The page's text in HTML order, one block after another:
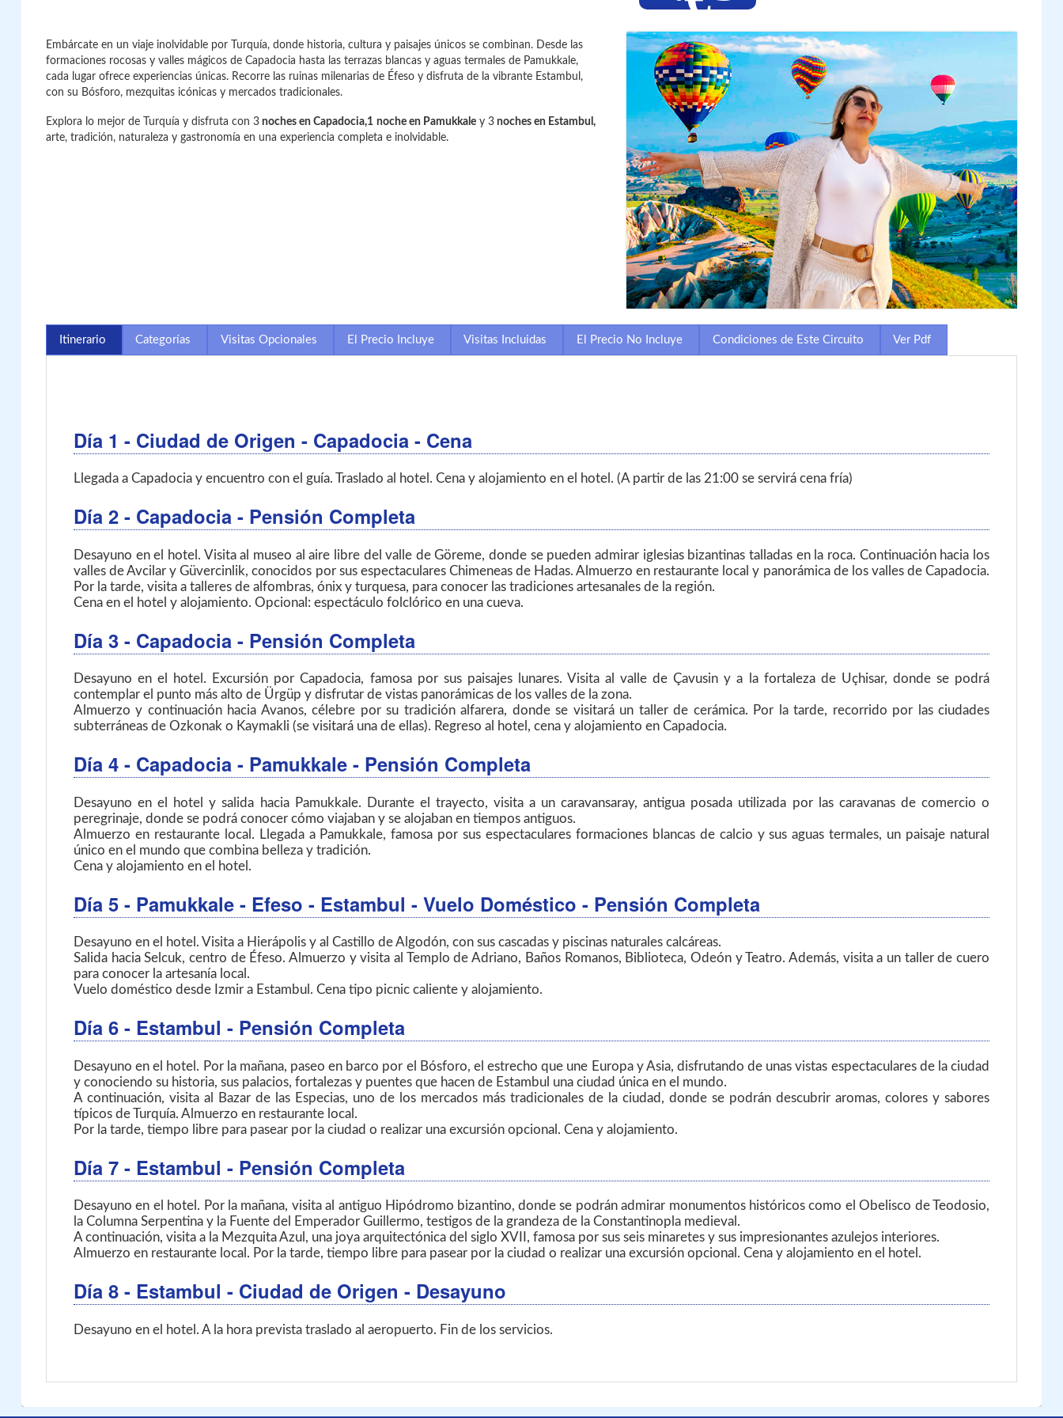
Embárcate en un viaje inolvidable por Turquía, donde historia, cultura y paisajes únicos se combinan. Desde las
formaciones rocosas y valles mágicos de Capadocia hasta las terrazas blancas y aguas termales de Pamukkale,
cada lugar ofrece experiencias únicas. Recorre las ruinas milenarias de Éfeso y disfruta de la vibrante Estambul,
con su Bósforo, mezquitas icónicas y mercados tradicionales.
Explora lo mejor de Turquía y disfruta con 3 noches en Capadocia,1 noche en Pamukkale y 3 noches en Estambul,
arte, tradición, naturaleza y gastronomía en una experiencia completa e inolvidable.
Itinerario Categorías Visitas Opcionales El Precio Incluye Visitas Incluidas El Precio No Incluye Condiciones de Este Circuito Ver Pdf
Día 1 - Ciudad de Origen - Capadocia - Cena
Llegada a Capadocia y encuentro con el guía. Traslado al hotel. Cena y alojamiento en el hotel. (A partir de las 21:00 se servirá cena fría)
Día 2 - Capadocia - Pensión Completa
Desayuno en el hotel. Visita al museo al aire libre del valle de Göreme, donde se pueden admirar iglesias bizantinas talladas en la roca. Continuación hacia los
valles de Avcilar y Güvercinlik, conocidos por sus espectaculares Chimeneas de Hadas. Almuerzo en restaurante local y panorámica de los valles de Capadocia.
Por la tarde, visita a talleres de alfombras, ónix y turquesa, para conocer las tradiciones artesanales de la región.
Cena en el hotel y alojamiento. Opcional: espectáculo folclórico en una cueva.
Día 3 - Capadocia - Pensión Completa
Desayuno en el hotel. Excursión por Capadocia, famosa por sus paisajes lunares. Visita al valle de Çavusin y a la fortaleza de Uçhisar, donde se podrá
contemplar el punto más alto de Ürgüp y disfrutar de vistas panorámicas de los valles de la zona.
Almuerzo y continuación hacia Avanos, célebre por su tradición alfarera, donde se visitará un taller de cerámica. Por la tarde, recorrido por las ciudades
subterráneas de Ozkonak o Kaymakli (se visitará una de ellas). Regreso al hotel, cena y alojamiento en Capadocia.
Día 4 - Capadocia - Pamukkale - Pensión Completa
Desayuno en el hotel y salida hacia Pamukkale. Durante el trayecto, visita a un caravansaray, antigua posada utilizada por las caravanas de comercio o
peregrinaje, donde se podrá conocer cómo viajaban y se alojaban en tiempos antiguos.
Almuerzo en restaurante local. Llegada a Pamukkale, famosa por sus espectaculares formaciones blancas de calcio y sus aguas termales, un paisaje natural
único en el mundo que combina belleza y tradición.
Cena y alojamiento en el hotel.
Día 5 - Pamukkale - Efeso - Estambul - Vuelo Doméstico - Pensión Completa
Desayuno en el hotel. Visita a Hierápolis y al Castillo de Algodón, con sus cascadas y piscinas naturales calcáreas.
Salida hacia Selcuk, centro de Éfeso. Almuerzo y visita al Templo de Adriano, Baños Romanos, Biblioteca, Odeón y Teatro. Además, visita a un taller de cuero
para conocer la artesanía local.
Vuelo doméstico desde Izmir a Estambul. Cena tipo picnic caliente y alojamiento.
Día 6 - Estambul - Pensión Completa
Desayuno en el hotel. Por la mañana, paseo en barco por el Bósforo, el estrecho que une Europa y Asia, disfrutando de unas vistas espectaculares de la ciudad
y conociendo su historia, sus palacios, fortalezas y puentes que hacen de Estambul una ciudad única en el mundo.
A continuación, visita al Bazar de las Especias, uno de los mercados más tradicionales de la ciudad, donde se podrán descubrir aromas, colores y sabores
típicos de Turquía. Almuerzo en restaurante local.
Por la tarde, tiempo libre para pasear por la ciudad o realizar una excursión opcional. Cena y alojamiento.
Día 7 - Estambul - Pensión Completa
Desayuno en el hotel. Por la mañana, visita al antiguo Hipódromo bizantino, donde se podrán admirar monumentos históricos como el Obelisco de Teodosio,
la Columna Serpentina y la Fuente del Emperador Guillermo, testigos de la grandeza de la Constantinopla medieval.
A continuación, visita a la Mezquita Azul, una joya arquitectónica del siglo XVII, famosa por sus seis minaretes y sus impresionantes azulejos interiores.
Almuerzo en restaurante local. Por la tarde, tiempo libre para pasear por la ciudad o realizar una excursión opcional. Cena y alojamiento en el hotel.
Día 8 - Estambul - Ciudad de Origen - Desayuno
Desayuno en el hotel. A la hora prevista traslado al aeropuerto. Fin de los servicios.